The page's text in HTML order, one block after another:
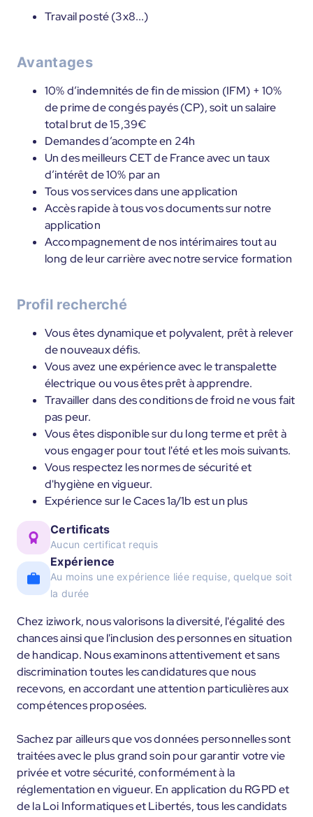
Travail posté (3x8...)
Avantages
10% d’indemnités de fin de mission (IFM) + 10%
de prime de congés payés (CP), soit un salaire
total brut de 15,39€
Demandes d’acompte en 24h
Un des meilleurs CET de France avec un taux
d’intérêt de 10% par an
Tous vos services dans une application
Accès rapide à tous vos documents sur notre
application
Accompagnement de nos intérimaires tout au
long de leur carrière avec notre service formation
Profil recherché
Vous êtes dynamique et polyvalent, prêt à relever
de nouveaux défis.
Vous avez une expérience avec le transpalette
électrique ou vous êtes prêt à apprendre.
Travailler dans des conditions de froid ne vous fait
pas peur.
Vous êtes disponible sur du long terme et prêt à
vous engager pour tout l'été et les mois suivants.
Vous respectez les normes de sécurité et
d'hygiène en vigueur.
Expérience sur le Caces 1a/1b est un plus
Certificats
Aucun certificat requis
Expérience
Au moins une expérience liée requise, quelque soit
la durée
Chez iziwork, nous valorisons la diversité, l'égalité des
chances ainsi que l'inclusion des personnes en situation
de handicap. Nous examinons attentivement et sans
discrimination toutes les candidatures que nous
recevons, en accordant une attention particulières aux
compétences proposées.
Sachez par ailleurs que vos données personnelles sont
traitées avec le plus grand soin pour garantir votre vie
privée et votre sécurité, conformément à la
réglementation en vigueur. En application du RGPD et
de la Loi Informatiques et Libertés, tous les candidats